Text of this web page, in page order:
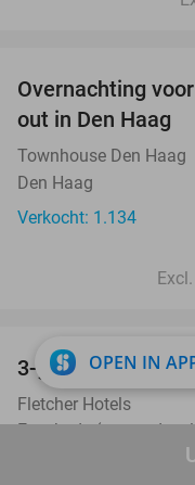
Overnachting
out in Den Haag
Townhouse Den Haag
Den Haag
Verkocht: 1.134
3-gangendiner bij
Fletcher Hotels
Enschede (+ meerdere
OPEN IN